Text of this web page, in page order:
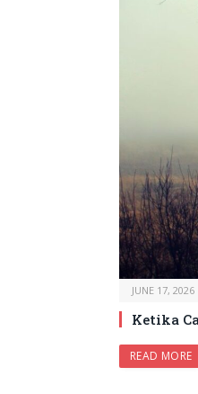
JUNE 17, 2026
Ketika
READ MORE